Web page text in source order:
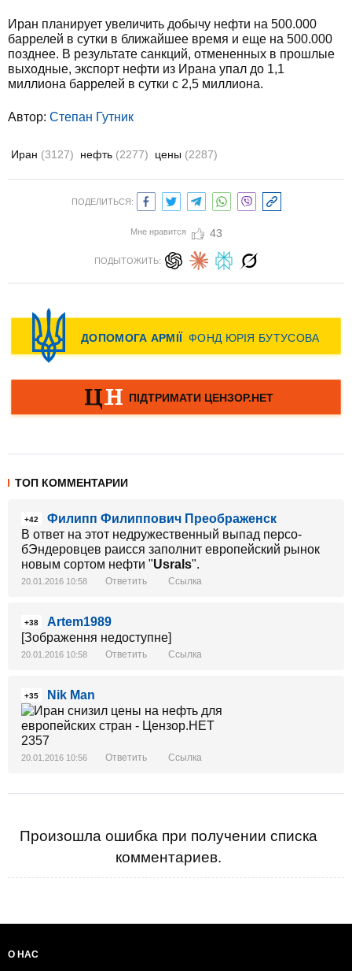
Иран планирует увеличить добычу нефти на 500.000
баррелей в сутки в ближайшее время и еще на 500.000
позднее. В результате санкций, отмененных в прошлые
выходные, экспорт нефти из Ирана упал до 1,1
миллиона баррелей в сутки с 2,5 миллиона.
Автор: Степан Гутник
Иран (3127) нефть (2277) цены (2287)
ПОДЕЛИТЬСЯ:
Мне нравится 43
ПОДЫТОЖИТЬ:
ТОП КОММЕНТАРИИ
+42
Филипп Филиппович Преображенск
В ответ на этот недружественный выпад персо-
бЭндеровцев раисся заполнит европейский рынок
новым сортом нефти "Usrals".
20.01.2016 10:58 Ответить Ссылка
+38
Artem1989
[Зображення недоступне]
20.01.2016 10:58 Ответить Ссылка
+35 Nik Man
20.01.2016 10:56 Ответить Ссылка
Произошла ошибка при получении списка
комментариев.
О НАС